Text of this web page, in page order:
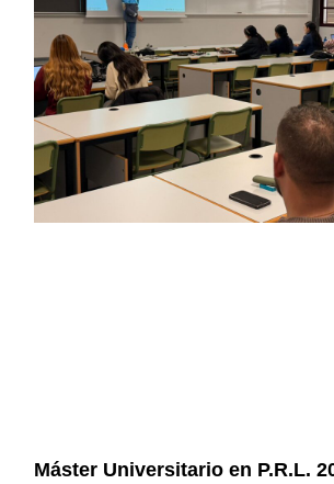
Máster Universitario en P.R.L.